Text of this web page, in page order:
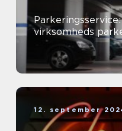
virksomheds
12. september